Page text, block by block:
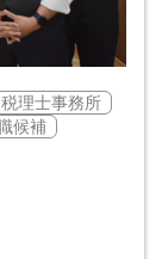
理士事務所
候補